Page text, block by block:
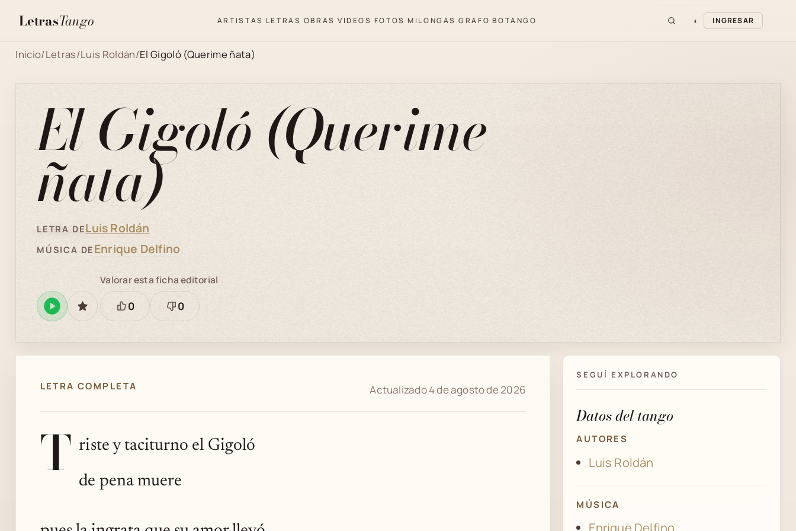
LetrasTango ARTISTAS LETRAS OBRAS VIDEOS FOTOS MILONGAS GRAFO BOTANGO ◐ INGRESAR
Inicio/Letras/Luis Roldán/El Gigoló (Querime ñata)
El Gigoló (Querime
ñata)
LETRA DELuis Roldán
MÚSICA DE Enrique Delfino
ReproducirGUARDAR
Valorar esta ficha editorial
Está
0
Necesita
0
LETRA COMPLETA Actualizado 4 de agosto de 2026
T riste y taciturno el Gigoló
de pena muere
SEGUÍ EXPLORANDO
Datos del tango
AUTORES
Luis Roldán
MÚSICA